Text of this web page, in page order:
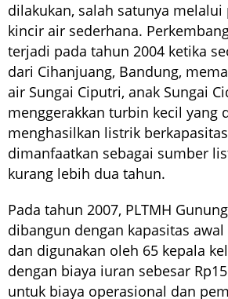
dilakukan, salah satunya melalui
kincir air sederhana.
terjadi pada tahun 2004 ketika
dari Cihanjuang, Bandung,
air Sungai Ciputri, anak Sungai
menggerakkan turbin kecil yang
menghasilkan listrik
dimanfaatkan sebagai sumber
kurang lebih dua tahun.
Pada tahun 2007, PLTMH
dibangun dengan kapasitas awal
dan digunakan oleh 65 kepala
dengan biaya iuran sebesar
untuk biaya operasional dan